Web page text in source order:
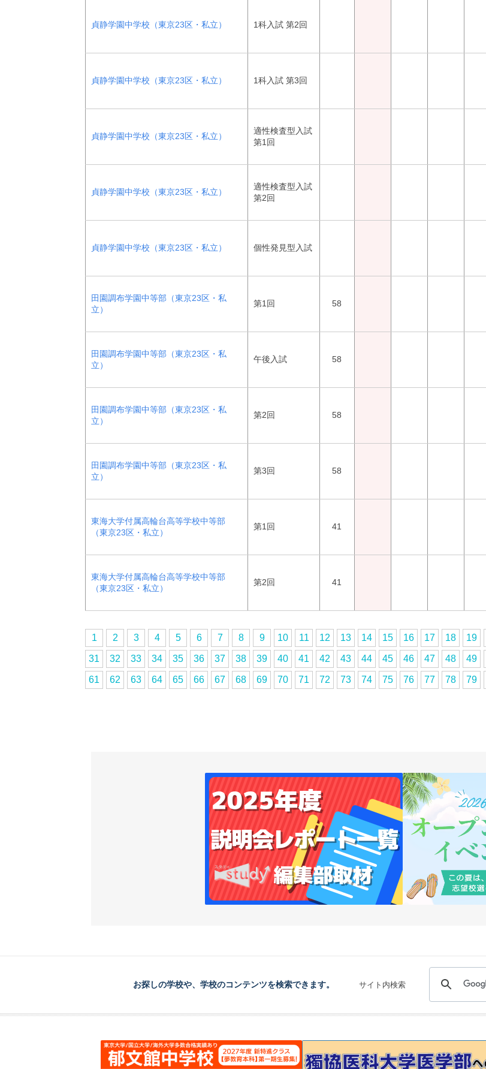
貞静学園中学校（東京23区・私立） 1科入試 第2回
貞静学園中学校（東京23区・私立） 1科入試 第3回
貞静学園中学校（東京23区・私立）
適性検査型入試
第1回
貞静学園中学校（東京23区・私立）
適性検査型入試
第2回
貞静学園中学校（東京23区・私立） 個性発見型入試
田園調布学園中等部（東京23区・私
立）
第1回 58
田園調布学園中等部（東京23区・私
立）
午後入試 58
田園調布学園中等部（東京23区・私
立）
第2回 58
田園調布学園中等部（東京23区・私
立）
第3回 58
東海大学付属高輪台高等学校中等部
（東京23区・私立）
第1回 41
東海大学付属高輪台高等学校中等部
（東京23区・私立）
第2回 41
1 2 3 4 5 6 7 8 9 10 11 12 13 14 15 16 17 18 19
31 32 33 34 35 36 37 38 39 40 41 42 43 44 45 46 47 48 49
61 62 63 64 65 66 67 68 69 70 71 72 73 74 75 76 77 78 79
お探しの学校や、学校のコンテンツを検索できます。 サイト内検索